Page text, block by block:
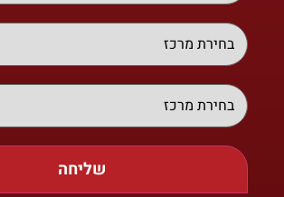
שליחה